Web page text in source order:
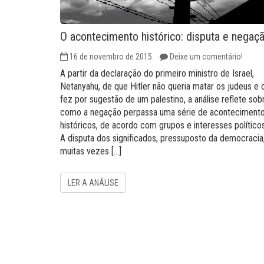
O acontecimento histórico: disputa e
16 de novembro de 2015 Deixe um comentário!
A partir da declaração do primeiro ministro de Israel,
Netanyahu, de que Hitler não queria matar os judeus e
fez por sugestão de um palestino, a análise reflete
como a negação perpassa uma série de
históricos, de acordo com grupos e interesses
A disputa dos significados, pressuposto da democracia,
muitas vezes […]
LER A ANÁLISE